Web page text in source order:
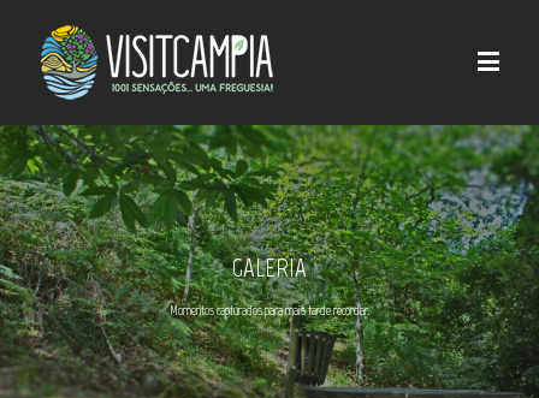
GALERIA
Momentos capturados para mais tarde recordar.